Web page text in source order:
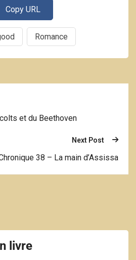
Copy URL
Romance
et du Beethoven
Next Post
38 – La main d’Assissa
livre